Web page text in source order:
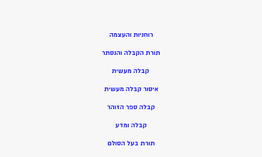
רוחניות והעצמה
תורת הקבלה והנסתר
קבלה מעשית
איסור קבלה מעשית
קבלה ספר הזוהר
קבלה ומדע
תורת בעל הסולם